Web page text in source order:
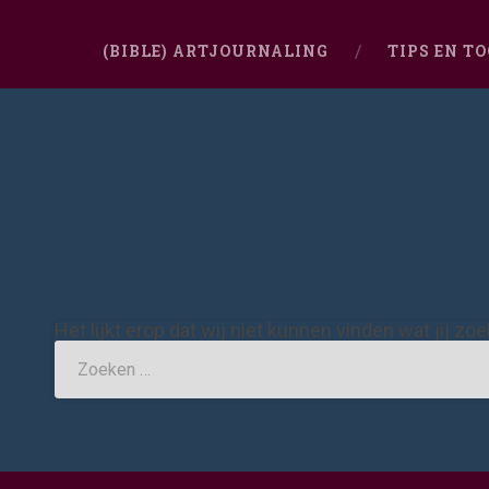
(BIBLE) ARTJOURNALING TIPS EN
Het lijkt erop dat wij niet kunnen vinden wat jij